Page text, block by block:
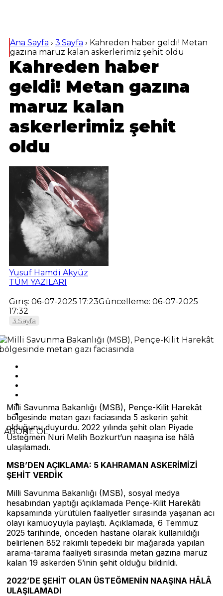
Ana Sayfa › 3.Sayfa › Kahreden haber geldi! Metan
gazına maruz kalan askerlerimiz şehit oldu
Kahreden haber
geldi! Metan gazına
maruz kalan
askerlerimiz şehit
oldu
Yusuf Hamdi Akyüz
TÜM YAZILARI
Giriş: 06-07-2025 17:23Güncelleme: 06-07-2025
17:32
3.Sayfa
ABONE OL
Milli Savunma Bakanlığı (MSB), Pençe-Kilit Harekât
bölgesinde metan gazı faciasında 5 askerin şehit
olduğunu duyurdu. 2022 yılında şehit olan Piyade
Üsteğmen Nuri Melih Bozkurt’un naaşına ise hâlâ
ulaşılamadı.
MSB’DEN AÇIKLAMA: 5 KAHRAMAN ASKERİMİZİ
ŞEHİT VERDİK
Milli Savunma Bakanlığı (MSB), sosyal medya
hesabından yaptığı açıklamada Pençe-Kilit Harekâtı
kapsamında yürütülen faaliyetler sırasında yaşanan acı
olayı kamuoyuyla paylaştı. Açıklamada, 6 Temmuz
2025 tarihinde, önceden hastane olarak kullanıldığı
belirlenen 852 rakımlı tepedeki bir mağarada yapılan
arama-tarama faaliyeti sırasında metan gazına maruz
kalan 19 askerden 5’inin şehit olduğu bildirildi.
2022’DE ŞEHİT OLAN ÜSTEĞMENİN NAAŞINA HÂLÂ
ULAŞILAMADI